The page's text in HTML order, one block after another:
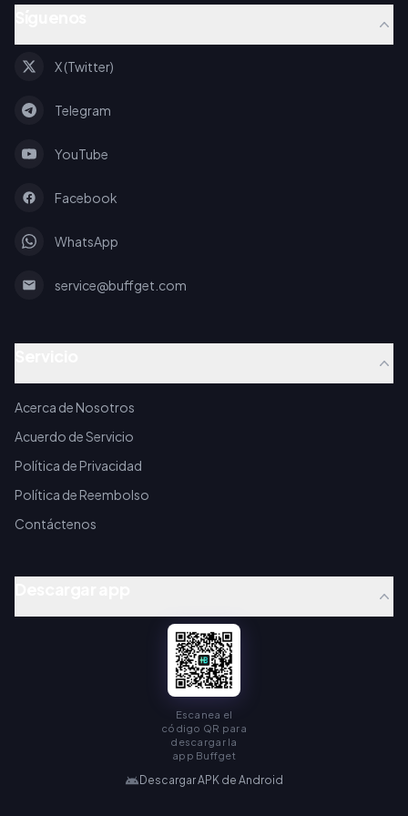
X (Twitter)
Telegram
YouTube
Facebook
WhatsApp
service@buffget.com
Acerca de Nosotros
Acuerdo de Servicio
Política de Privacidad
Política de Reembolso
Contáctenos
Escanea el
código QR para
descargar la
app Buffget
Descargar APK de Android